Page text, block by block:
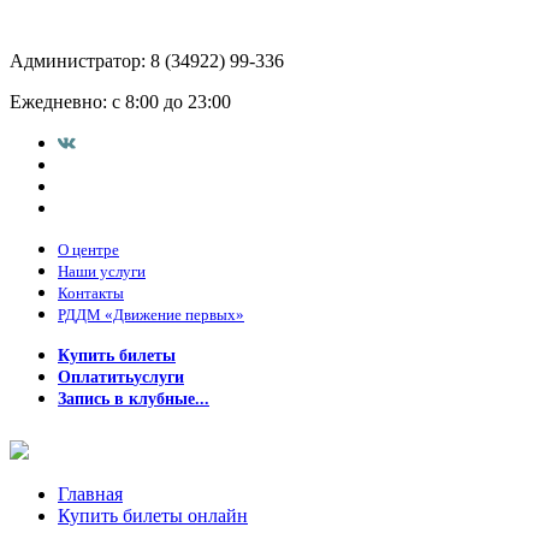
Администратор: 8 (34922) 99-336
Ежедневно: с 8:00 до 23:00
О центре
Наши услуги
Контакты
РДДМ «Движение первых»
Купить билеты
Оплатитьуслуги
Запись в клубные...
Главная
Купить билеты онлайн